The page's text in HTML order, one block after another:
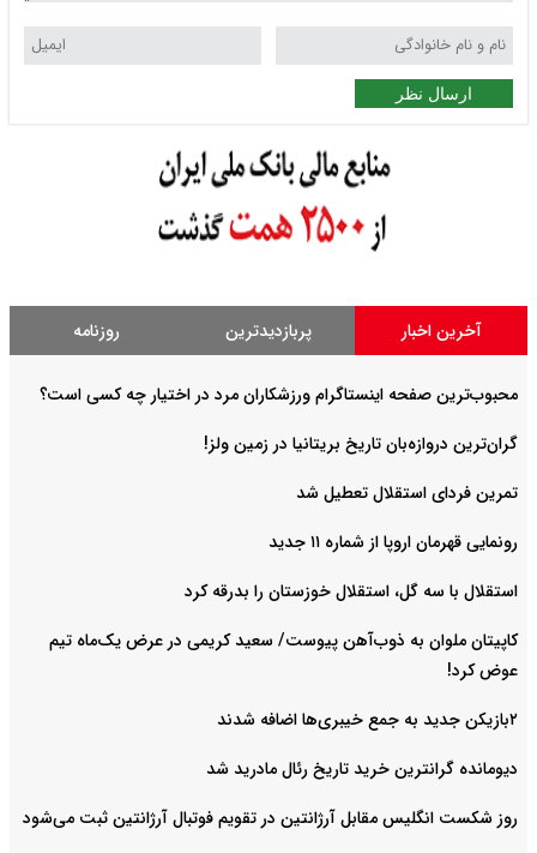
ارسال نظر
آخرین اخبار پربازدیدترین روزنامه
محبوب‌ترین صفحه اینستاگرام ورزشکاران مرد در اختیار چه کسی است؟
گران‌ترین دروازه‌بان تاریخ بریتانیا در زمین ولز!
تمرین فردای استقلال تعطیل شد
رونمایی قهرمان اروپا از شماره ۱۱ جدید
استقلال با سه گل، استقلال خوزستان را بدرقه کرد
کاپیتان ملوان به ذوب‌آهن پیوست/ سعید کریمی در عرض یک‌ماه تیم
عوض کرد!
۲بازیکن جدید به جمع خیبری‌ها اضافه شدند
دیومانده گرانترین خرید تاریخ رئال مادرید شد
روز شکست انگلیس مقابل آرژانتین در تقویم فوتبال آرژانتین ثبت می‌شود